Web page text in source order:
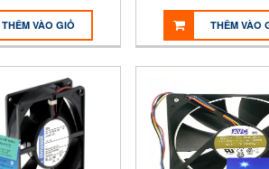
THÊM VÀO GIỎ THÊM VÀO